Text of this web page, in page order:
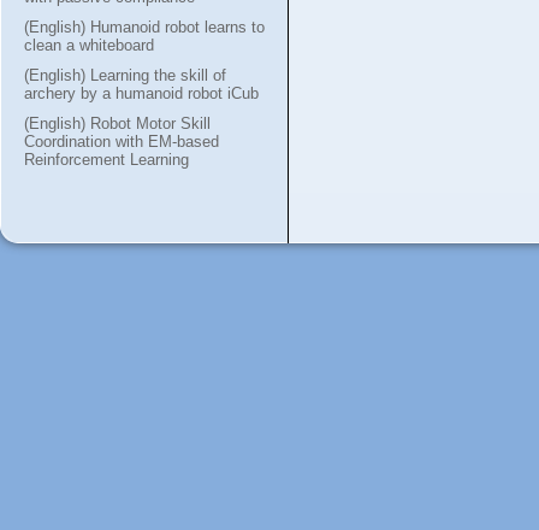
(English) Humanoid robot learns to
clean a whiteboard
(English) Learning the skill of
archery by a humanoid robot iCub
(English) Robot Motor Skill
Coordination with EM-based
Reinforcement Learning